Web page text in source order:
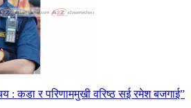
: कडा र परिणाममुखी वरिष्ठ सई रमेश बजगाई”